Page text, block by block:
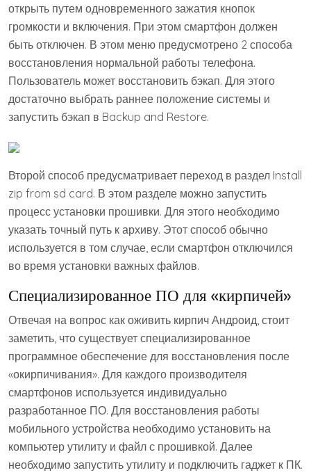
открыть путем одновременного зажатия кнопок
громкости и включения. При этом смартфон должен
быть отключен. В этом меню предусмотрено 2 способа
восстановления нормальной работы телефона.
Пользователь может восстановить бэкап. Для этого
достаточно выбрать раннее положение системы и
запустить бэкап в Backup and Restore.
Второй способ предусматривает переход в раздел Install
zip from sd card. В этом разделе можно запустить
процесс установки прошивки. Для этого необходимо
указать точный путь к архиву. Этот способ обычно
используется в том случае, если смартфон отключился
во время установки важных файлов.
Специализированное ПО для «кирпичей»
Отвечая на вопрос как оживить кирпич Андроид, стоит
заметить, что существует специализированное
программное обеспечение для восстановления после
«окирпичивания». Для каждого производителя
смартфонов используется индивидуально
разработанное ПО. Для восстановления работы
мобильного устройства необходимо установить на
компьютер утилиту и файл с прошивкой. Далее
необходимо запустить утилиту и подключить гаджет к ПК.